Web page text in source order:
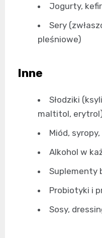
Jogurty,
Sery
pleśniowe)
Inne
Słodziki
maltitol,
Miód,
Alkohol w
Suplementy
Probiotyki i
Sosy,